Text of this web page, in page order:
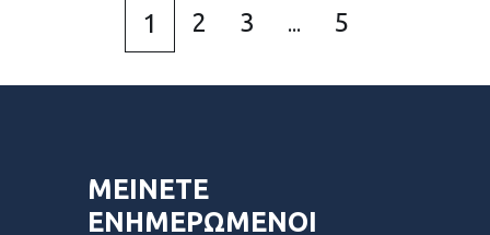
1 2 3 ... 5
ΜΕΙΝΕΤΕ
ΕΝΗΜΕΡΩΜΕΝΟΙ